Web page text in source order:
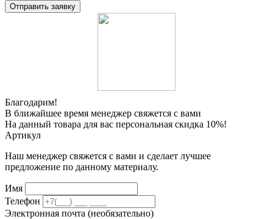
Отправить заявку
Благодарим!
В ближайшее время менеджер свяжется с вами
На данный товара для вас персональная скидка 10%!
Артикул
Наш менеджер свяжется с вами и сделает лучшее
предложение по данному материалу.
Имя
Телефон
Электронная почта (необязательно)